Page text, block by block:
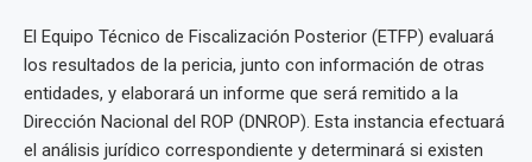
El Equipo Técnico de Fiscalización Posterior (ETFP) evaluará
los resultados de la pericia, junto con información de otras
entidades, y elaborará un informe que será remitido a la
Dirección Nacional del ROP (DNROP). Esta instancia efectuará
el análisis jurídico correspondiente y determinará si existen